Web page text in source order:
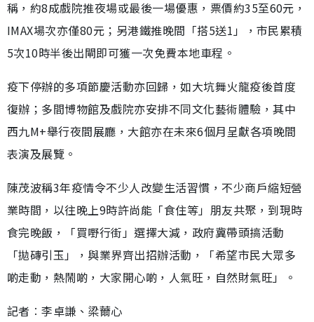
稱，約8成戲院推夜場或最後一場優惠，票價約35至60元，
IMAX場次亦僅80元；另港鐵推晚間「搭5送1」，市民累積
5次10時半後出閘即可獲一次免費本地車程。
疫下停辦的多項節慶活動亦回歸，如大坑舞火龍疫後首度
復辦；多間博物館及戲院亦安排不同文化藝術體驗，其中
西九M+舉行夜間展廳，大館亦在未來6個月呈獻各項晚間
表演及展覽。
陳茂波稱3年疫情令不少人改變生活習慣，不少商戶縮短營
業時間，以往晚上9時許尚能「食住等」朋友共聚，到現時
食完晚飯，「買嘢行街」選擇大減，政府冀帶頭搞活動
「拋磚引玉」，與業界齊出招辦活動，「希望市民大眾多
啲走動，熱鬧啲，大家開心啲，人氣旺，自然財氣旺」。
記者︰李卓謙、梁薾心